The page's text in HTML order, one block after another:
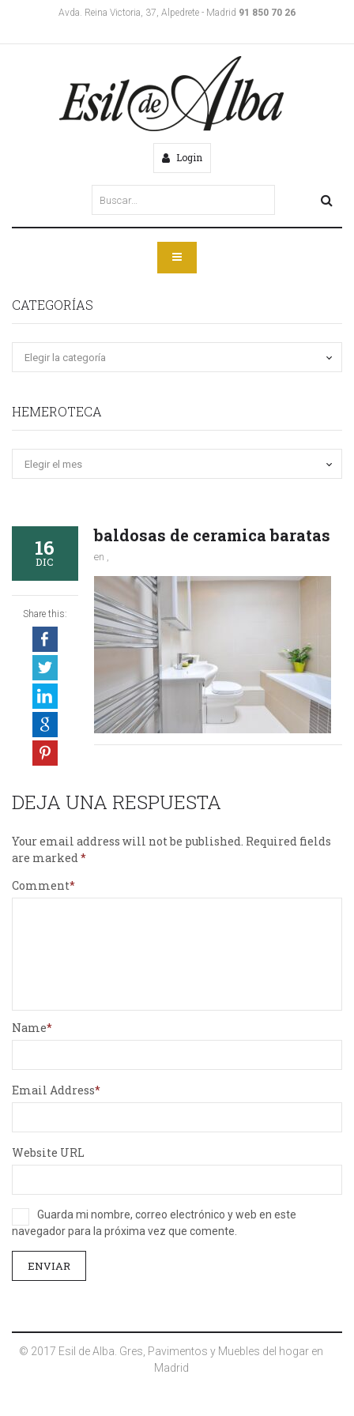
Avda. Reina Victoria, 37, Alpedrete - Madrid 91 850 70 26
Login
CATEGORÍAS
HEMEROTECA
16
DIC
Share this:
baldosas de ceramica baratas
en ,
DEJA UNA RESPUESTA
Your email address will not be published. Required fields
are marked
Comment
Name
Email Address
Website URL
Guarda mi nombre, correo electrónico y web en este
navegador para la próxima vez que comente.
© 2017 Esil de Alba. Gres, Pavimentos y Muebles del hogar en
Madrid